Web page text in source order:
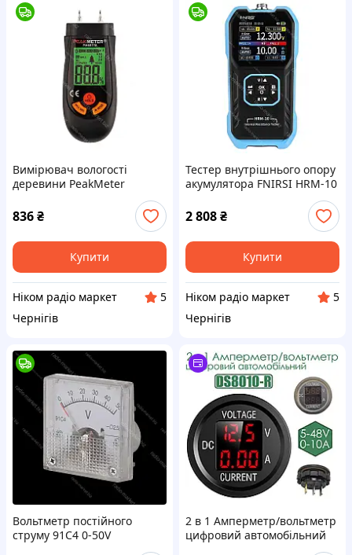
Вимірювач вологості
деревини PeakMeter
836₴
Купити
Ніком радіо маркет
5
Чернігів
Тестер внутрішнього опору
акумулятора FNIRSI HRM-10
2 808₴
Купити
Ніком радіо маркет
5
Чернігів
Вольтметр постійного
струму 91C4 0-50V
2 в 1 Амперметр/вольтметр
цифровий автомобільний